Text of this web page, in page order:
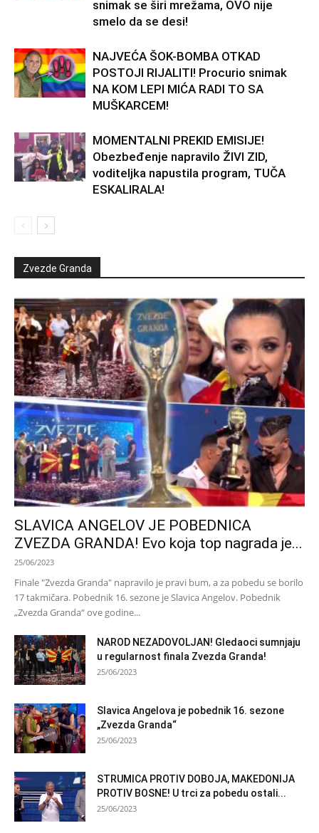
snimak se širi mrežama, OVO nije
smelo da se desi!
NAJVEĆA ŠOK-BOMBA OTKAD
POSTOJI RIJALITI! Procurio snimak
NA KOM LEPI MIĆA RADI TO SA
MUŠKARCEM!
MOMENTALNI PREKID EMISIJE!
Obezbeđenje napravilo ŽIVI ZID,
voditeljka napustila program, TUČA
ESKALIRALA!
Zvezde Granda
SLAVICA ANGELOV JE POBEDNICA
ZVEZDA GRANDA! Evo koja top nagrada je...
25/06/2023
Finale "Zvezda Granda" napravilo je pravi bum, a za pobedu se borilo
17 takmičara. Pobednik 16. sezone je Slavica Angelov. Pobednik
„Zvezda Granda“ ove godine...
NAROD NEZADOVOLJAN! Gledaoci sumnjaju
u regularnost finala Zvezda Granda!
25/06/2023
Slavica Angelova je pobednik 16. sezone
„Zvezda Granda“
25/06/2023
STRUMICA PROTIV DOBOJA, MAKEDONIJA
PROTIV BOSNE! U trci za pobedu ostali...
25/06/2023